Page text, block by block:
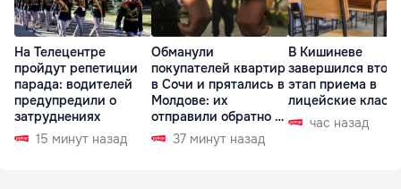
На Телецентре
пройдут репетиции
парада: водителей
предупредили о
затруднениях
15 минут назад
Обманули
покупателей квартир
в Сочи и прятались в
Молдове: их
отправили обратно в
РФ 37 минут назад
В Кишиневе
завершился
этап приема в
лицейские
час назад